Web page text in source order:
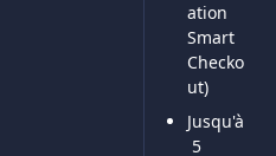
ation
Smart
Checko
ut)
Jusqu'à
5